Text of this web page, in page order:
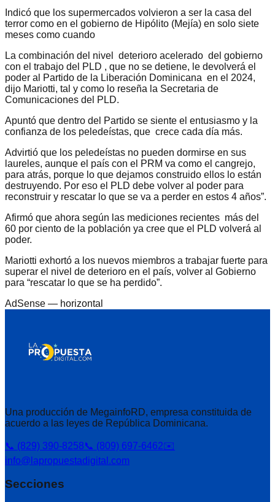
Indicó que los supermercados volvieron a ser la casa del
terror como en el gobierno de Hipólito (Mejía) en solo siete
meses como cuando
La combinación del nivel deterioro acelerado del gobierno
con el trabajo del PLD , que no se detiene, le devolverá el
poder al Partido de la Liberación Dominicana en el 2024,
dijo Mariotti, tal y como lo reseña la Secretaria de
Comunicaciones del PLD.
Apuntó que dentro del Partido se siente el entusiasmo y la
confianza de los peledeístas, que crece cada día más.
Advirtió que los peledeístas no pueden dormirse en sus
laureles, aunque el país con el PRM va como el cangrejo,
para atrás, porque lo que dejamos construido ellos lo están
destruyendo. Por eso el PLD debe volver al poder para
reconstruir y rescatar lo que se va a perder en estos 4 años”.
Afirmó que ahora según las mediciones recientes más del
60 por ciento de la población ya cree que el PLD volverá al
poder.
Mariotti exhortó a los nuevos miembros a trabajar fuerte para
superar el nivel de deterioro en el país, volver al Gobierno
para “rescatar lo que se ha perdido”.
AdSense — horizontal
Una producción de MegainfoRD, empresa constituida de
acuerdo a las leyes de República Dominicana.
📞 (829) 390-8258📞 (809) 697-6462✉️
info@lapropuestadigital.com
Secciones